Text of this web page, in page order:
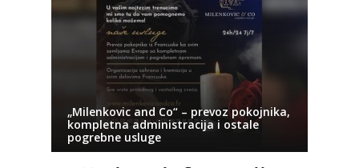
„Milenkovic and Co“ – prevoz pokojnika,
kompletna administracija i ostale
pogrebne usluge